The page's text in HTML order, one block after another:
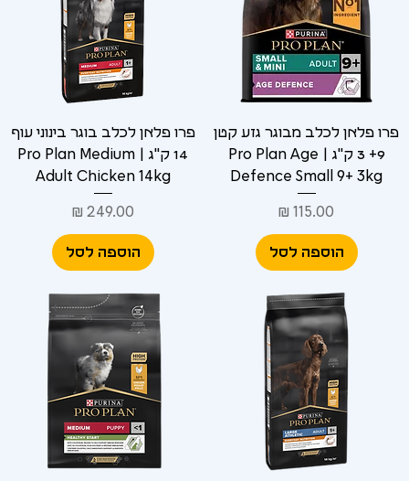
פרו פלאן לכלב מבוגר גזע קטן
9+ 3 ק"ג | Pro Plan Age
Defence Small 9+ 3kg
מחיר
הוספה לסל
פרו פלאן לכלב בוגר בינוני עוף
14 ק"ג | Pro Plan Medium
Adult Chicken 14kg
מחיר
הוספה לסל